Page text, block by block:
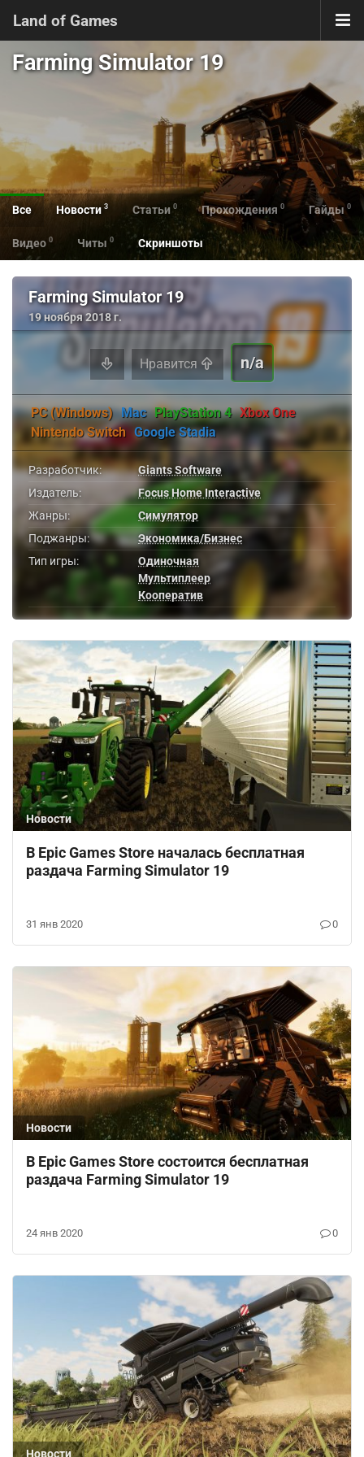
Land of Games
Farming Simulator 19
Все Новости 3 Статьи 0 Прохождения 0 Гайды 0
Видео 0 Читы 0 Скриншоты
Farming Simulator 19
19 ноября 2018 г.
Нравится n/a
PC (Windows) Mac PlayStation 4 Xbox One
Nintendo Switch Google Stadia
Разработчик:
Giants Software
Издатель:
Focus Home Interactive
Жанры:
Симулятор
Поджанры:
Экономика/Бизнес
Тип игры:
Одиночная
Мультиплеер
Кооператив
Новости
В Epic Games Store началась бесплатная
раздача Farming Simulator 19
31 янв 2020 0
Новости
В Epic Games Store состоится бесплатная
раздача Farming Simulator 19
24 янв 2020 0
Новости